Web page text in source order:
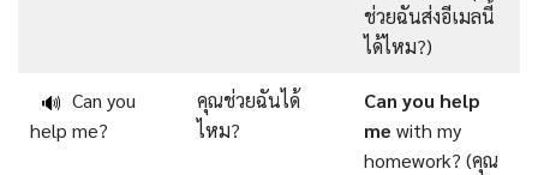
ช่วยฉันส่งอีเมลนี้
ได้ไหม?)
🔊 Can you
help me?
คุณช่วยฉันได้
ไหม?
Can you help
me with my
homework? (คุณ